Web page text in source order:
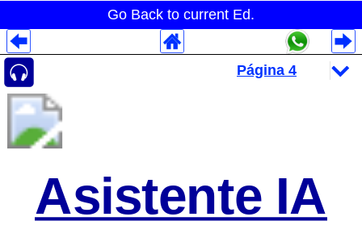
Go Back to current Ed.
Asistente IA
Despliegues Analytics
Despliegues Totales
Despliegues por Rubros